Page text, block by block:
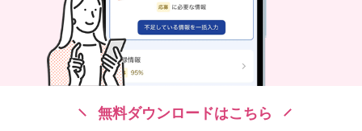
無料ダウンロードはこちら